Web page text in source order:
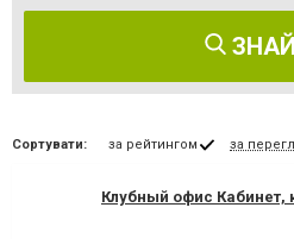
Сортувати: за рейтингом за
Клубный офис Кабинет,